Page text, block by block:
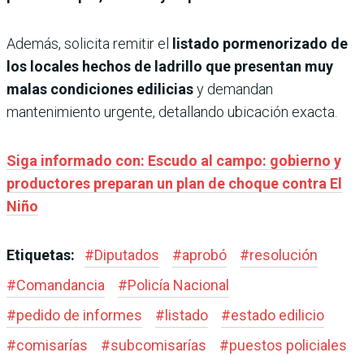
Además, solicita remitir el
listado pormenorizado de
los locales hechos de ladrillo que presentan muy
malas condiciones ediliciasy demandan
mantenimiento urgente, detallando ubicación exacta.
Siga informado con: Escudo al campo: gobierno y
productores preparan un plan de choque contra El
Niño
Etiquetas: #Diputados #aprobó #resolución
#Comandancia #Policía Nacional
#pedido de informes # listado #estado edilicio
#comisarías #subcomisarías #puestos policiales